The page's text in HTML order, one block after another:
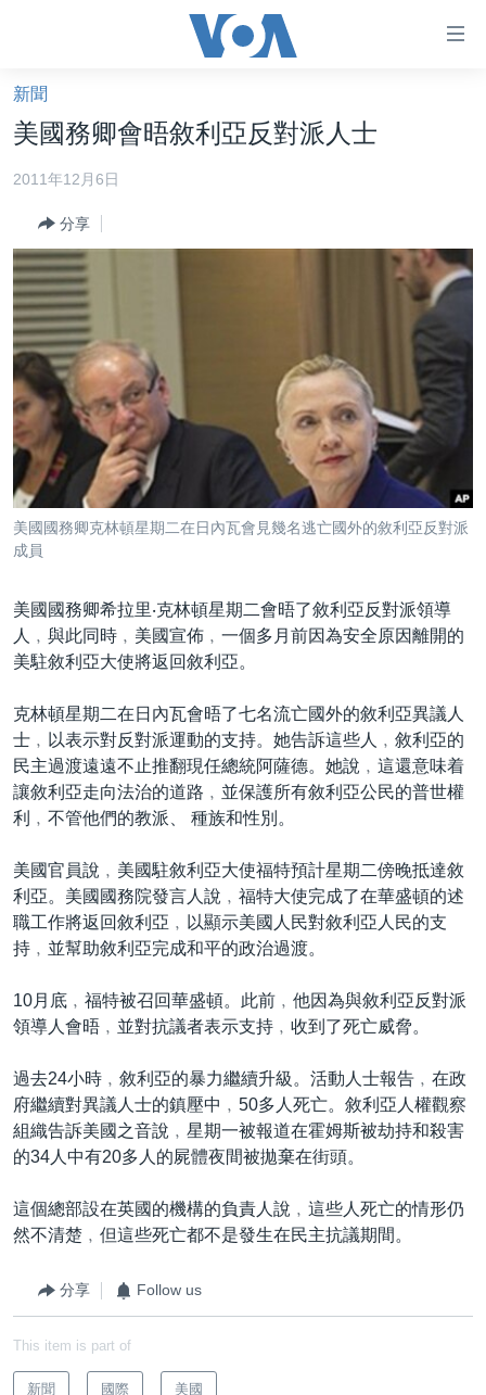
礙
鏈
接
跳
內
容
跳
轉
到
航
跳
到
檢
索
美國大選2024
台灣
美中關係
海外港人
新聞自由
揭謊頻道
美國
中國
國際
經貿
每日視頻新聞
VOA 60秒 (國際)
視頻存檔
YOUTUBE頻道
音頻
時事經緯
海外港人
港人港心
美國透視
廣播節目表
關注我們
新聞
美國務卿會晤敘利亞反對派人士
2011年12月6日
分享
美國國務卿克林頓星期二在日內瓦會見幾名逃亡國外的敘利亞反對派
成員
美國國務卿希拉里‧克林頓星期二會晤了敘利亞反對派領導
人﹐與此同時﹐美國宣佈﹐一個多月前因為安全原因離開的
美駐敘利亞大使將返回敘利亞。
克林頓星期二在日內瓦會晤了七名流亡國外的敘利亞異議人
士﹐以表示對反對派運動的支持。她告訴這些人﹐敘利亞的
民主過渡遠遠不止推翻現任總統阿薩德。她說﹐這還意味着
讓敘利亞走向法治的道路﹐並保護所有敘利亞公民的普世權
利﹐不管他們的教派、 種族和性別。
美國官員說﹐美國駐敘利亞大使福特預計星期二傍晚抵達敘
利亞。美國國務院發言人說﹐福特大使完成了在華盛頓的述
職工作將返回敘利亞﹐以顯示美國人民對敘利亞人民的支
持﹐並幫助敘利亞完成和平的政治過渡。
10月底﹐福特被召回華盛頓。此前﹐他因為與敘利亞反對派
領導人會晤﹐並對抗議者表示支持﹐收到了死亡威脅。
過去24小時﹐敘利亞的暴力繼續升級。活動人士報告﹐在政
府繼續對異議人士的鎮壓中﹐50多人死亡。敘利亞人權觀察
組織告訴美國之音說﹐星期一被報道在霍姆斯被劫持和殺害
的34人中有20多人的屍體夜間被拋棄在街頭。
這個總部設在英國的機構的負責人說﹐這些人死亡的情形仍
然不清楚﹐但這些死亡都不是發生在民主抗議期間。
分享 Follow us
This item is part of
新聞 國際 美國